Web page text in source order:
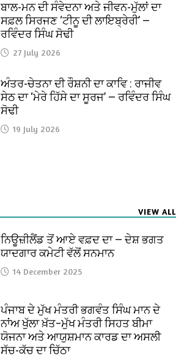
ਬਾਲ-ਮਨ ਦੀ ਸੰਵੇਦਨਾ ਅਤੇ ਜੀਵਨ-ਮੁੱਲਾਂ ਦਾ
ਸਫ਼ਲ ਸਿਰਜਣ ‘ਟੀਨੂ ਦੀ ਲਾਇਬ੍ਰੇਰੀ’ —
ਰਵਿੰਦਰ ਸਿੰਘ ਸੋਢੀ
27 July 2026
ਅੰਤਰ-ਚੇਤਨਾ ਦੀ ਰੌਸ਼ਨੀ ਦਾ ਕਾਵਿ : ਰਾਜੀਵ
ਸੇਠ ਦਾ ‘ਮੇਰੇ ਹਿੱਸੇ ਦਾ ਸੂਰਜ’ — ਰਵਿੰਦਰ ਸਿੰਘ
ਸੋਢੀ
19 July 2026
VIEW ALL
ਨਿਊਜ਼ੀਲੈਂਡ ਤੋਂ ਆਏ ਵਫ਼ਦ ਦਾ — ਦੇਸ਼ ਭਗਤ
ਯਾਦਗਾਰ ਕਮੇਟੀ ਵੱਲੋਂ ਸਨਮਾਨ
14 December 2025
ਪੰਜਾਬ ਦੇ ਮੁੱਖ ਮੰਤਰੀ ਭਗਵੰਤ ਸਿੰਘ ਮਾਨ ਦੇ
ਨਾਂਅ ਖੁੱਲਾ ਖ਼ੱਤ–ਮੁੱਖ ਮੰਤਰੀ ਸਿਹਤ ਬੀਮਾ
ਯੋਜਨਾ ਅਤੇ ਆਯੁਸ਼ਮਾਨ ਕਾਰਡ ਦਾ ਅਸਲੀ
ਸੱਚ-ਕੱਚ ਦਾ ਚਿੱਠਾ